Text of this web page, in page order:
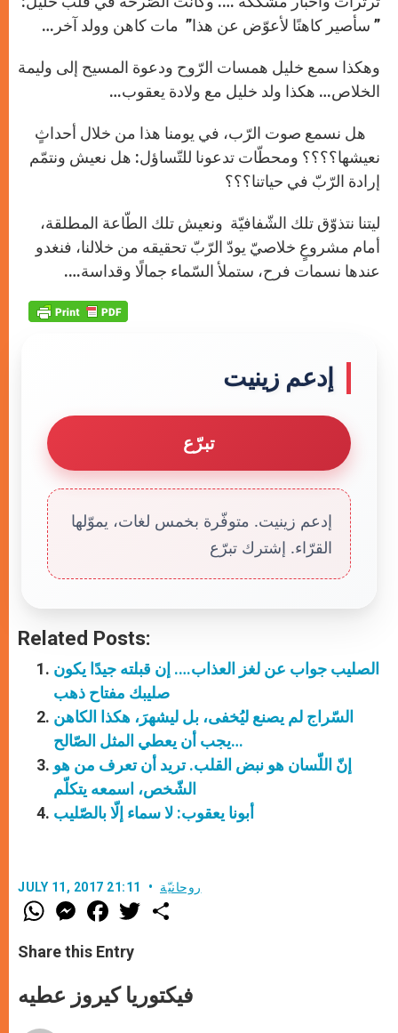
” سأصير كاهنًا لأعوّض عن هذا” مات كاهن وولد آخر…
وهكذا سمع خليل همسات الرّوح ودعوة المسيح إلى وليمة
الخلاص… هكذا ولد خليل مع ولادة يعقوب…
هل نسمع صوت الرّب، في يومنا هذا من خلال أحداثٍ
نعيشها؟؟؟؟ ومحطّات تدعونا للتّساؤل: هل نعيش ونتمّم
إرادة الرّبّ في حياتنا؟؟؟
ليتنا نتذوّق تلك الشّفافيّة ونعيش تلك الطّاعة المطلقة،
أمام مشروعٍ خلاصيّ يودّ الرّبّ تحقيقه من خلالنا، فنغدو
عندها نسمات فرح، ستملأ السّماء جمالًا وقداسة….
إدعم زينيت
تبرّع
إدعم زينيت. متوفّرة بخمس لغات، يموّلها
القرّاء. إشترك تبرّع
Related Posts:
الصليب جواب عن لغز العذاب…. إن قبلته جيدًا يكون
صليبك مفتاح ذهب
السّراج لم يصنع ليُخفى، بل ليشهرَ، هكذا الكاهن
يجب أن يعطي المثل الصّالح…
إنّ اللّسان هو نبض القلب. تريد أن تعرف من هو
الشّخص، اسمعه يتكلّم
أبونا يعقوب: لا سماء إلّا بالصّليب
JULY 11, 2017 21:11 روحانيّة
W
h
t
s
p
p
M
e
s
e
e
F
a
e
b
o
k
w
Share this Entry
فيكتوريا كيروز عطيه